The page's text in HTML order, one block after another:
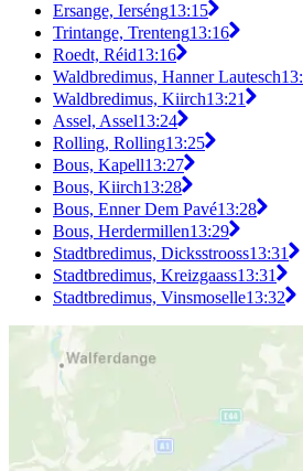
Ersange, Ierséng13:15
Trintange, Trenteng13:16
Roedt, Réid13:16
Waldbredimus, Hanner Lautesch
Waldbredimus, Kiirch13:21
Assel, Assel13:24
Rolling, Rolling13:25
Bous, Kapell13:27
Bous, Kiirch13:28
Bous, Enner Dem Pavé13:28
Bous, Herdermillen13:29
Stadtbredimus, Dicksstrooss13:31
Stadtbredimus, Kreizgaass13:31
Stadtbredimus, Vinsmoselle13:32